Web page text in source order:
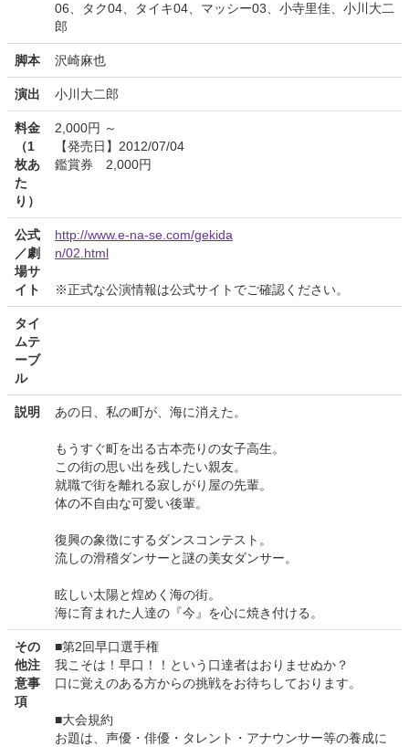
06、タク04、タイキ04、マッシー03、小寺里佳、小川大二
郎
脚本 沢崎麻也
演出 小川大二郎
料金
（1
枚あ
た
り）
2,000円 ～
【発売日】2012/07/04
鑑賞券 2,000円
公式
／劇
場サ
イト
http://www.e-na-se.com/gekida
n/02.html
※正式な公演情報は公式サイトでご確認ください。
タイ
ムテ
ーブ
ル
説明 あの日、私の町が、海に消えた。
もうすぐ町を出る古本売りの女子高生。
この街の思い出を残したい親友。
就職で街を離れる寂しがり屋の先輩。
体の不自由な可愛い後輩。
復興の象徴にするダンスコンテスト。
流しの滑稽ダンサーと謎の美女ダンサー。
眩しい太陽と煌めく海の街。
海に育まれた人達の『今』を心に焼き付ける。
その
他注
意事
項
■第2回早口選手権
我こそは！早口！！という口達者はおりませぬか？
口に覚えのある方からの挑戦をお待ちしております。
■大会規約
お題は、声優・俳優・タレント・アナウンサー等の養成に